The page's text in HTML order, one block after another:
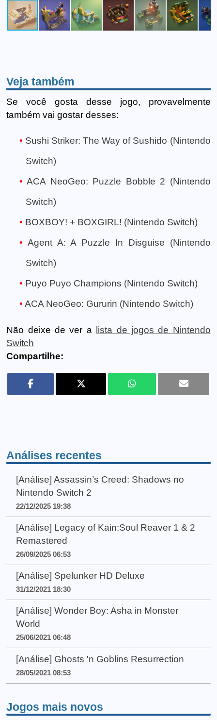
Veja também
Se você gosta desse jogo, provavelmente
também vai gostar desses:
Sushi Striker: The Way of Sushido (Nintendo
Switch)
ACA NeoGeo: Puzzle Bobble 2 (Nintendo
Switch)
BOXBOY! + BOXGIRL! (Nintendo Switch)
Agent A: A Puzzle In Disguise (Nintendo
Switch)
Puyo Puyo Champions (Nintendo Switch)
ACA NeoGeo: Gururin (Nintendo Switch)
Não deixe de ver a
lista de jogos de Nintendo
Switch
Compartilhe:
Análises recentes
[Análise] Assassin’s Creed: Shadows no
Nintendo Switch 2
22/12/2025 19:38
[Análise] Legacy of Kain:Soul Reaver 1 & 2
Remastered
26/09/2025 06:53
[Análise] Spelunker HD Deluxe
31/12/2021 18:30
[Análise] Wonder Boy: Asha in Monster
World
25/06/2021 06:48
[Análise] Ghosts 'n Goblins Resurrection
28/05/2021 08:53
Jogos mais novos